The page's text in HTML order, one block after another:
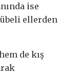
ise
ellerden
de kış